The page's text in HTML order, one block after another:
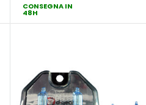
CONSEGNA IN
48H